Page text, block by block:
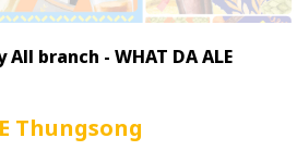
branch - WHAT DA ALE
Thungsong